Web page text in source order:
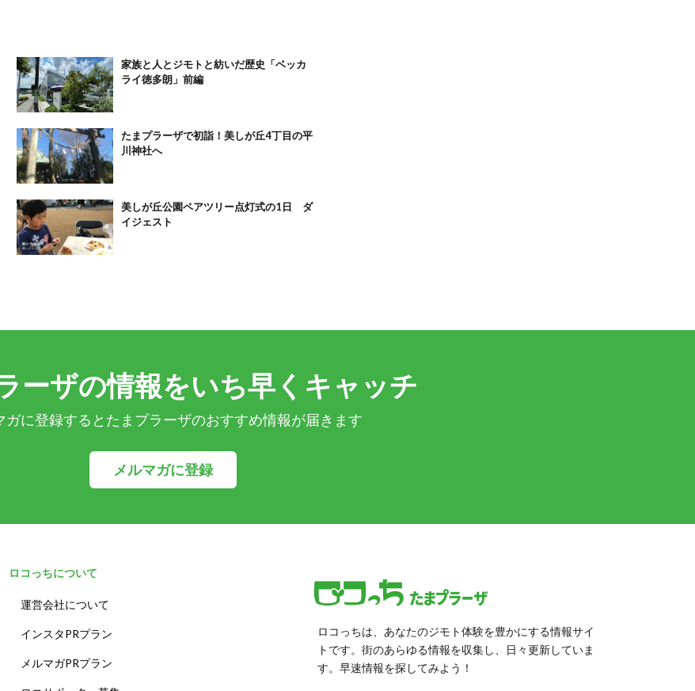
家族と人とジモトと紡いだ歴史「ベッカ
ライ徳多朗」前編
たまプラーザで初詣！美しが丘4丁目の平
川神社へ
美しが丘公園ペアツリー点灯式の1日 ダ
イジェスト
ーザの情報をいち早くキャッチ
ガに登録するとたまプラーザのおすすめ情報が届きます
メルマガに登録
ロコっちについて
運営会社について
インスタPRプラン
メルマガPRプラン
ロコっちは、あなたのジモト体験を豊かにする情報サイ
トです。街のあらゆる情報を収集し、日々更新していま
す。早速情報を探してみよう！